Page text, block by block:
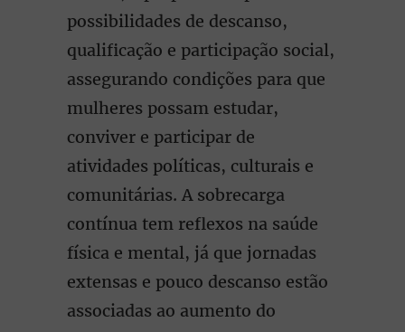
possibilidades de descanso,
qualificação e participação social,
assegurando condições para que
mulheres possam estudar,
conviver e participar de
atividades políticas, culturais e
comunitárias. A sobrecarga
contínua tem reflexos na saúde
física e mental, já que jornadas
extensas e pouco descanso estão
associadas ao aumento do